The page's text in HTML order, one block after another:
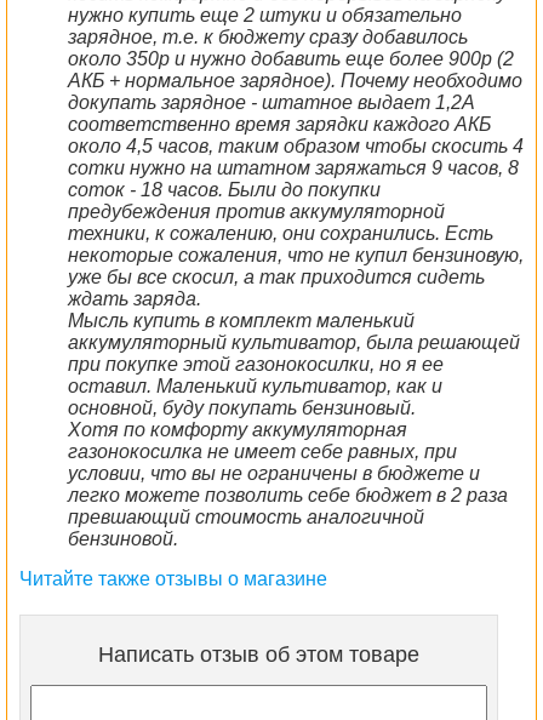
нужно купить еще 2 штуки и обязательно
зарядное, т.е. к бюджету сразу добавилось
около 350р и нужно добавить еще более 900р (2
АКБ + нормальное зарядное). Почему необходимо
докупать зарядное - штатное выдает 1,2А
соответственно время зарядки каждого АКБ
около 4,5 часов, таким образом чтобы скосить 4
сотки нужно на штатном заряжаться 9 часов, 8
соток - 18 часов. Были до покупки
предубеждения против аккумуляторной
техники, к сожалению, они сохранились. Есть
некоторые сожаления, что не купил бензиновую,
уже бы все скосил, а так приходится сидеть
ждать заряда.
Мысль купить в комплект маленький
аккумуляторный культиватор, была решающей
при покупке этой газонокосилки, но я ее
оставил. Маленький культиватор, как и
основной, буду покупать бензиновый.
Хотя по комфорту аккумуляторная
газонокосилка не имеет себе равных, при
условии, что вы не ограничены в бюджете и
легко можете позволить себе бюджет в 2 раза
превшающий стоимость аналогичной
бензиновой.
Читайте также отзывы о магазине
Написать отзыв об этом товаре